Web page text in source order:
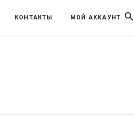
КОНТАКТЫ МОЙ АККАУНТ